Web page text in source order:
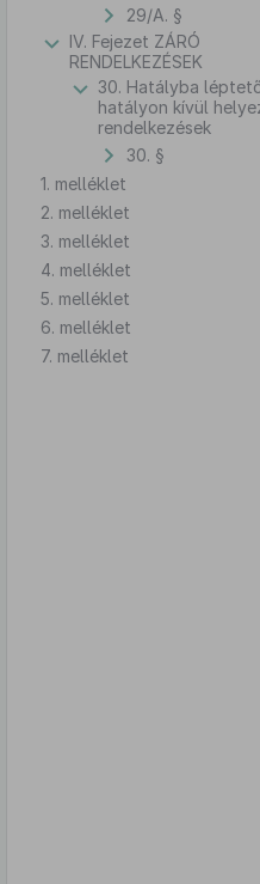
29/A. §
IV. Fejezet ZÁRÓ
RENDELKEZÉSEK
30. Hatályba
hatályon kívül
rendelkezések
30. §
1. melléklet
2. melléklet
3. melléklet
4. melléklet
5. melléklet
6. melléklet
7. melléklet